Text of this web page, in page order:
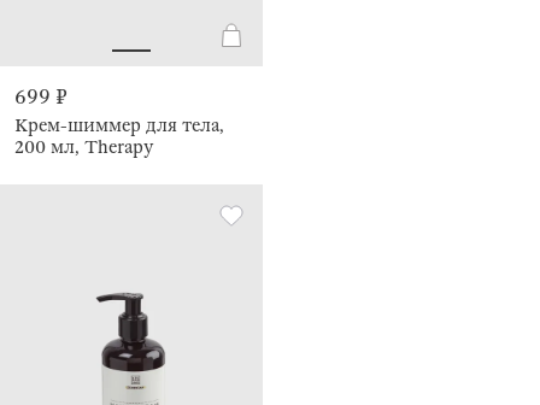
699 ₽
Крем-шиммер для тела,
200 мл, Therapy